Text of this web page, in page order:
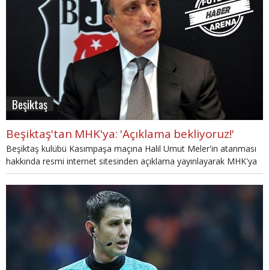
Beşiktaş
Beşiktaş'tan MHK'ya: 'Açıklama bekliyoruz!'
Beşiktaş kulübü Kasımpaşa maçına Halil Umut Meler'in atanması
hakkında resmi internet sitesinden açıklama yayınlayarak MHK'ya
çağrıda bulundu.